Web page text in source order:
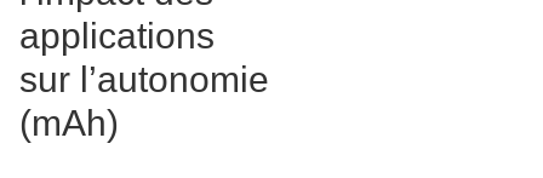
applications
sur l’autonomie
(mAh)